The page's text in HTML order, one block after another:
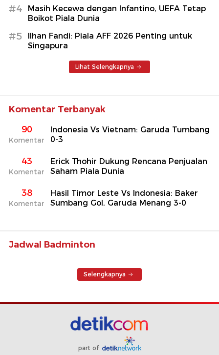
#4
Masih Kecewa dengan Infantino, UEFA Tetap
Boikot Piala Dunia
#5
Ilhan Fandi: Piala AFF 2026 Penting untuk
Singapura
Lihat Selengkapnya
Komentar Terbanyak
90
Komentar
Indonesia Vs Vietnam: Garuda Tumbang
0-3
43
Komentar
Erick Thohir Dukung Rencana Penjualan
Saham Piala Dunia
38
Komentar
Hasil Timor Leste Vs Indonesia: Baker
Sumbang Gol, Garuda Menang 3-0
Jadwal Badminton
Selengkapnya
part of